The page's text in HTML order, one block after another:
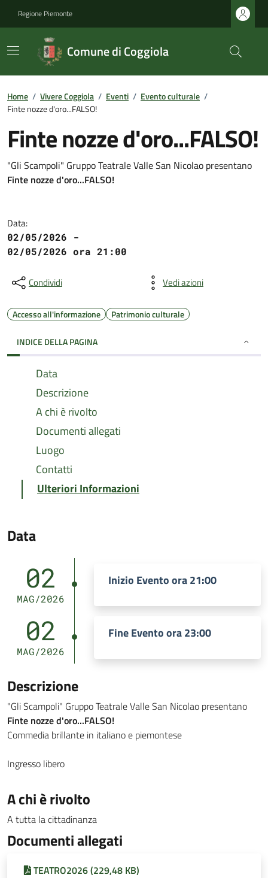
Regione Piemonte
Comune di Coggiola
Home / Vivere Coggiola / Eventi / Evento culturale /
Finte nozze d'oro...FALSO!
Finte nozze d'oro...FALSO!
"Gli Scampoli" Gruppo Teatrale Valle San Nicolao presentano
Finte nozze d'oro...FALSO!
Data:
02/05/2026 -
02/05/2026 ora 21:00
Condividi Vedi azioni
Accesso all'informazione Patrimonio culturale
INDICE DELLA PAGINA
Data
Descrizione
A chi è rivolto
Documenti allegati
Luogo
Contatti
Ulteriori Informazioni
Data
02
MAG/2026
Inizio Evento ora 21:00
02
MAG/2026
Fine Evento ora 23:00
Descrizione
"Gli Scampoli" Gruppo Teatrale Valle San Nicolao presentano
Finte nozze d'oro...FALSO!
Commedia brillante in italiano e piemontese
Ingresso libero
A chi è rivolto
A tutta la cittadinanza
Documenti allegati
TEATRO2026 (229,48 KB)